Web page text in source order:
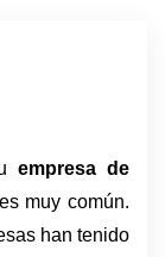
empresa de
muy común.
han tenido